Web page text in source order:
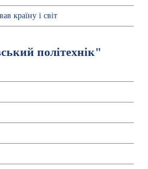
країну і світ
політехнік"